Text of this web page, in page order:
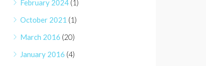
February 2024 (1)
October 2021 (1)
March 2016 (20)
January 2016 (4)